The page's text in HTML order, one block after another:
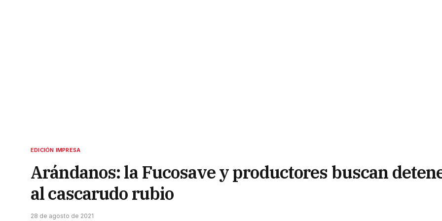
EDICIÓN IMPRESA
Arándanos: la Fucosave y productores buscan
al cascarudo rubio
28 de agosto de 2021